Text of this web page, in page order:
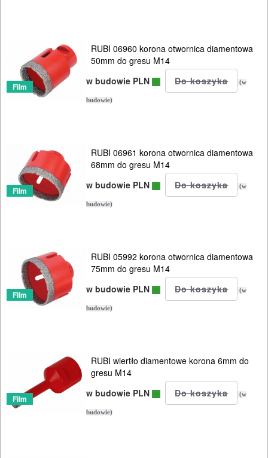
Koronki
glazurnicze
pod
szlifierki
kątowe
12mm
14
-
68mm
70
Film
RUBI 06960 korona otwornica diamentowa
50mm do gresu M14
w budowie PLN
(w
budowie)
Film
RUBI 06961 korona otwornica diamentowa
68mm do gresu M14
w budowie PLN
(w
budowie)
Film
RUBI 05992 korona otwornica diamentowa
75mm do gresu M14
w budowie PLN
(w
budowie)
Film
RUBI wiertło diamentowe korona 6mm do
gresu M14
w budowie PLN
(w
budowie)